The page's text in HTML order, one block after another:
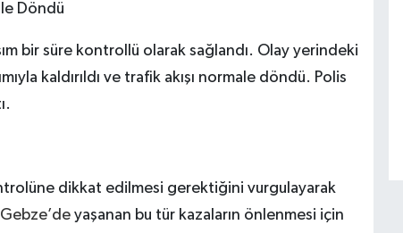
Döndü
bir süre kontrollü olarak sağlandı. Olay yerindeki
kaldırıldı ve trafik akışı normale döndü. Polis
dikkat edilmesi gerektiğini vurgulayarak
Gebze’de yaşanan bu tür kazaların önlenmesi için